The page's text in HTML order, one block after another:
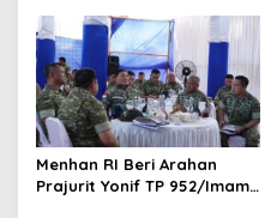
sebagai Jaksa Agung:
Tegas, Berintegritas, dan
Tidak Berkompromi
terhadap Penegakan
Hukum
Menhan RI Beri Arahan
Prajurit Yonif TP 952/Imam